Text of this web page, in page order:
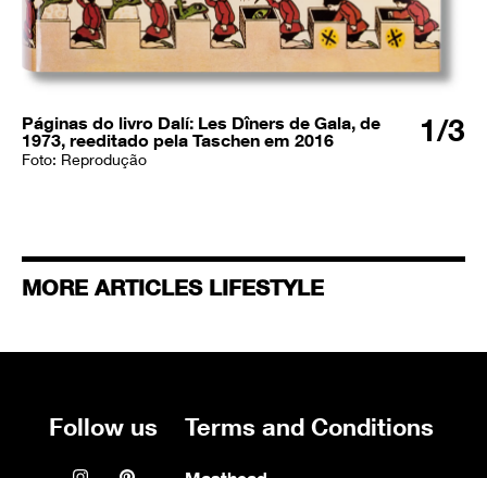
Páginas do livro Dalí: Les Dîners de Gala, de
1973, reeditado pela Taschen em 2016
Foto: Reprodução
1/3
MORE ARTICLES LIFESTYLE
Follow us Terms and Conditions